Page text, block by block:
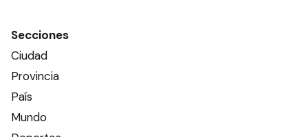
Secciones
Ciudad
Provincia
País
Mundo